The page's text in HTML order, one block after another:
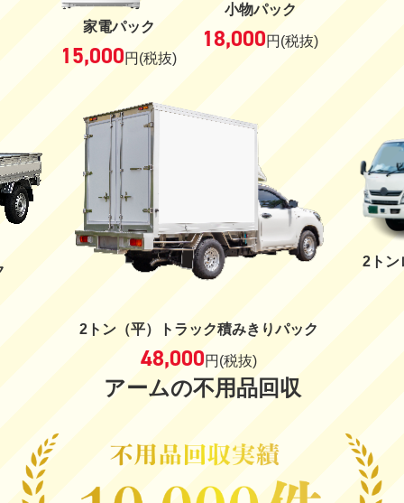
家電パック
15,000円 (税抜)
小物パック
18,000円 (税抜)
2トン（平）トラック積みきりパック
48,000円 (税抜)
2トン
アームの不用品回収